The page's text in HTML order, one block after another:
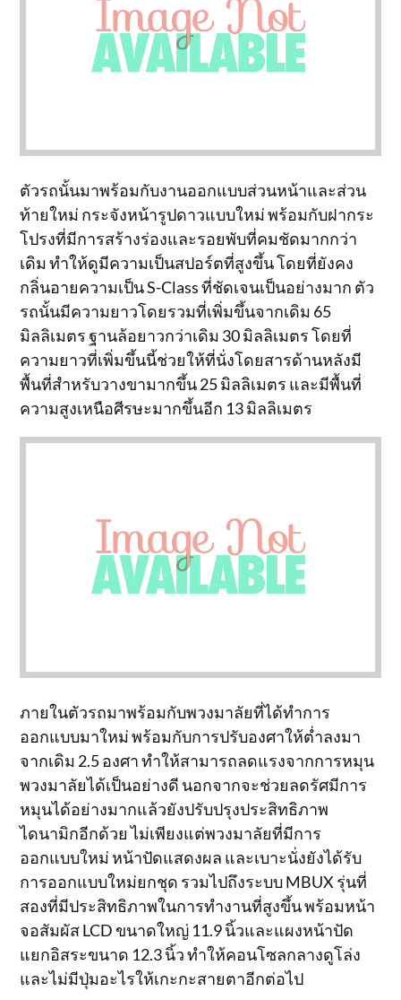
ตัวรถนั้นมาพร้อมกับงานออกแบบส่วนหน้าและส่วน
ท้ายใหม่ กระจังหน้ารูปดาวแบบใหม่ พร้อมกับฝากระ
โปรงที่มีการสร้างร่องและรอยพับที่คมชัดมากกว่า
เดิม ทำให้ดูมีความเป็นสปอร์ตที่สูงขึ้น โดยที่ยังคง
กลิ่นอายความเป็น S-Class ที่ชัดเจนเป็นอย่างมาก ตัว
รถนั้นมีความยาวโดยรวมที่เพิ่มขึ้นจากเดิม 65
มิลลิเมตร ฐานล้อยาวกว่าเดิม 30 มิลลิเมตร โดยที่
ความยาวที่เพิ่มขึ้นนี้ช่วยให้ที่นั่งโดยสารด้านหลังมี
พื้นที่สำหรับวางขามากขึ้น 25 มิลลิเมตร และมีพื้นที่
ความสูงเหนือศีรษะมากขึ้นอีก 13 มิลลิเมตร
ภายในตัวรถมาพร้อมกับพวงมาลัยที่ได้ทำการ
ออกแบบมาใหม่ พร้อมกับการปรับองศาให้ต่ำลงมา
จากเดิม 2.5 องศา ทำให้สามารถลดแรงจากการหมุน
พวงมาลัยได้เป็นอย่างดี นอกจากจะช่วยลดรัศมีการ
หมุนได้อย่างมากแล้วยังปรับปรุงประสิทธิภาพ
ไดนามิกอีกด้วย ไม่เพียงแต่พวงมาลัยที่มีการ
ออกแบบใหม่ หน้าปัดแสดงผล และเบาะนั่งยังได้รับ
การออกแบบใหม่ยกชุด รวมไปถึงระบบ MBUX รุ่นที่
สองที่มีประสิทธิภาพในการทำงานที่สูงขึ้น พร้อมหน้า
จอสัมผัส LCD ขนาดใหญ่ 11.9 นิ้วและแผงหน้าปัด
แยกอิสระขนาด 12.3 นิ้ว ทำให้คอนโซลกลางดูโล่ง
และไม่มีปุ่มอะไรให้เกะกะสายตาอีกต่อไป